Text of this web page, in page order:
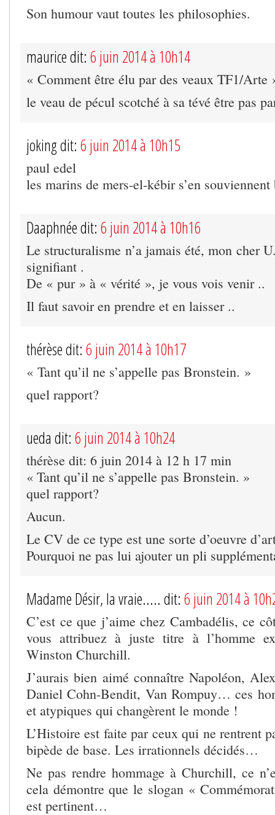
Son humour vaut toutes les philosophies.
maurice dit: 6 juin 2014 à 10h14
« Comment être élu par des veaux TF1/Arte
le veau de pécul scotché à sa tévé être pas
joking dit: 6 juin 2014 à 10h15
paul edel
les marins de mers-el-kébir s’en souviennent
Daaphnée dit: 6 juin 2014 à 10h16
Le structuralisme n’a jamais été, mon cher
signifiant .
De « pur » à « vérité », je vous vois venir ..
Il faut savoir en prendre et en laisser ..
thérèse dit: 6 juin 2014 à 10h17
« Tant qu’il ne s’appelle pas Bronstein. »
quel rapport?
ueda dit: 6 juin 2014 à 10h24
thérèse dit: 6 juin 2014 à 12 h 17 min
« Tant qu’il ne s’appelle pas Bronstein. »
quel rapport?
Aucun.
Le CV de ce type est une sorte d’oeuvre
Pourquoi ne pas lui ajouter un pli
Madame Désir, la vraie..... dit: 6 juin 2014 à
C’est ce que j’aime chez Cambadélis, ce
vous attribuez à juste titre à l’homme
Winston Churchill.
J’aurais bien aimé connaître Napoléon,
Daniel Cohn-Bendit, Van Rompuy… ces
et atypiques qui changèrent le monde !
L’Histoire est faite par ceux qui ne rentrent
bipède de base. Les irrationnels décidés…
Ne pas rendre hommage à Churchill, ce
cela démontre que le slogan «
est pertinent…